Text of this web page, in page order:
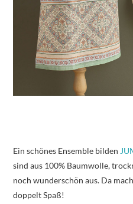
Ein schönes Ensemble bilden
sind aus 100% Baumwolle,
noch wunderschön aus. Da
doppelt Spaß!